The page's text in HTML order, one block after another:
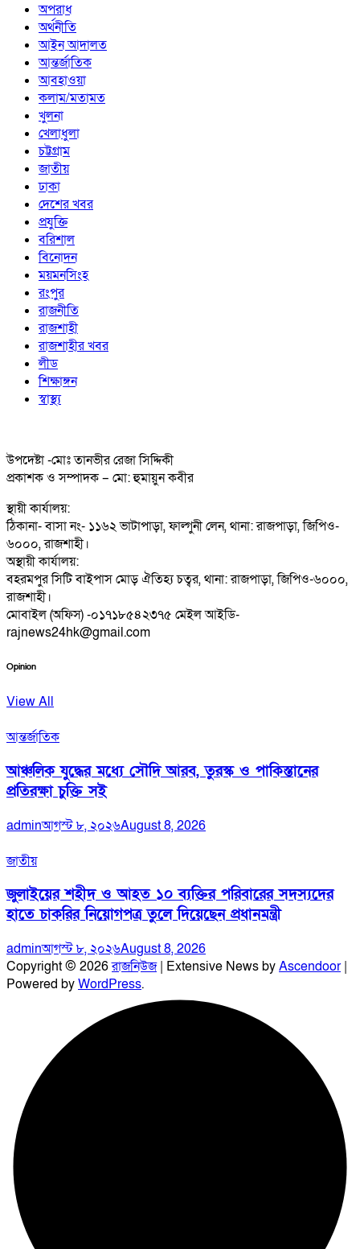
অপরাধ
অর্থনীতি
আইন আদালত
আন্তর্জাতিক
আবহাওয়া
কলাম/মতামত
খুলনা
খেলাধুলা
চট্টগ্রাম
জাতীয়
ঢাকা
দেশের খবর
প্রযুক্তি
বরিশাল
বিনোদন
ময়মনসিংহ
রংপুর
রাজনীতি
রাজশাহী
রাজশাহীর খবর
লীড
শিক্ষাঙ্গন
স্বাস্থ্য
উপদেষ্টা -মোঃ তানভীর রেজা সিদ্দিকী
প্রকাশক ও সম্পাদক – মো: হুমায়ুন কবীর
স্থায়ী কার্যালয়:
ঠিকানা- বাসা নং- ১১৬২ ভাটাপাড়া, ফাল্গুনী লেন, থানা: রাজপাড়া, জিপিও-
৬০০০, রাজশাহী।
অস্থায়ী কার্যালয়:
বহরমপুর সিটি বাইপাস মোড় ঐতিহ্য চত্বর, থানা: রাজপাড়া, জিপিও-৬০০০,
রাজশাহী।
মোবাইল (অফিস) -০১৭১৮৫৪২৩৭৫ মেইল আইডি-
rajnews24hk@gmail.com
Opinion
View All
আন্তর্জাতিক
আঞ্চলিক যুদ্ধের মধ্যে সৌদি আরব, তুরস্ক ও পাকিস্তানের
প্রতিরক্ষা চুক্তি সই
adminআগস্ট ৮, ২০২৬August 8, 2026
জাতীয়
জুলাইয়ের শহীদ ও আহত ১০ ব্যক্তির পরিবারের সদস্যদের
হাতে চাকরির নিয়োগপত্র তুলে দিয়েছেন প্রধানমন্ত্রী
adminআগস্ট ৮, ২০২৬August 8, 2026
Copyright © 2026রাজনিউজ| Extensive News byAscendoor|
Powered byWordPress.